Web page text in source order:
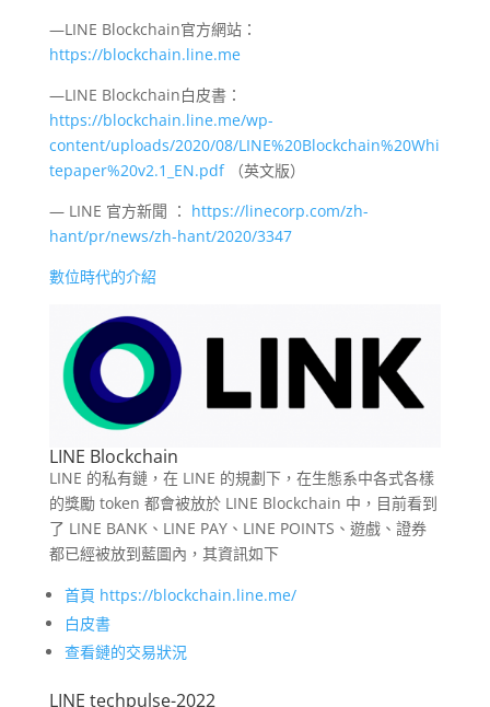
—LINE Blockchain官方網站：
https://blockchain.line.me
—LINE Blockchain白皮書：
https://blockchain.line.me/wp-
content/uploads/2020/08/LINE%20Blockchain%20Whi
tepaper%20v2.1_EN.pdf（英文版）
— LINE 官方新聞 ： https://linecorp.com/zh-
hant/pr/news/zh-hant/2020/3347
數位時代的介紹
LINE Blockchain
LINE 的私有鏈，在 LINE 的規劃下，在生態系中各式各樣
的獎勵 token 都會被放於 LINE Blockchain 中，目前看到
了 LINE BANK、LINE PAY、LINE POINTS、遊戲、證券
都已經被放到藍圖內，其資訊如下
首頁 https://blockchain.line.me/
白皮書
查看鏈的交易狀況
LINE techpulse-2022